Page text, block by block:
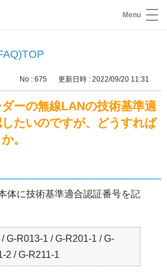
Menu
No : 675 更新日時 : 2022/09/20 11:31
ーの無線LANの技術基準適
たいのですが、どうすれば
。
体に技術基準適合認証番号を記
G-R013-1 / G-R201-1 / G-
2 / G-R211-1